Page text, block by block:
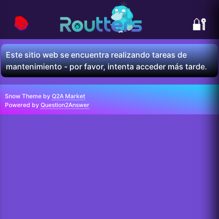
🔐
📚
Este sitio web se encuentra realizando tareas de
mantenimiento - por favor, intenta acceder más tarde.
Snow Theme by Q2A Market
Powered by Question2Answer